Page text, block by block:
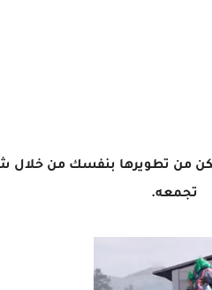
من تطويرها بنفسك من خلال
تجمعه.